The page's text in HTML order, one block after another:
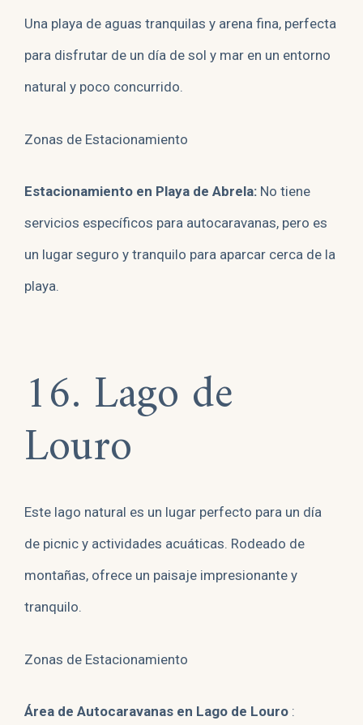
Una playa de aguas tranquilas y arena fina, perfecta
para disfrutar de un día de sol y mar en un entorno
natural y poco concurrido.
Zonas de Estacionamiento
Estacionamiento en Playa de Abrela: No tiene
servicios específicos para autocaravanas, pero es
un lugar seguro y tranquilo para aparcar cerca de la
playa.
16. Lago de
Louro
Este lago natural es un lugar perfecto para un día
de picnic y actividades acuáticas. Rodeado de
montañas, ofrece un paisaje impresionante y
tranquilo.
Zonas de Estacionamiento
Área de Autocaravanas en Lago de Louro :